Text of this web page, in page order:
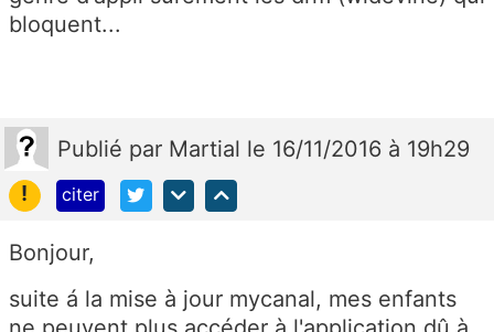
bloquent...
Publié par Martial le 16/11/2016 à 19h29
!
citer
Bonjour,
suite á la mise à jour mycanal, mes enfants